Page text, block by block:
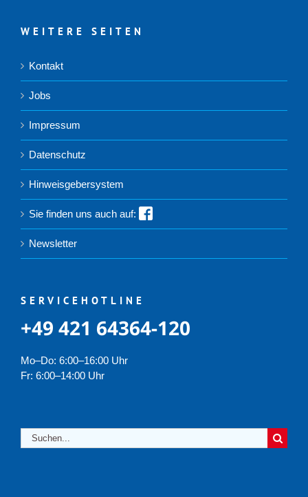
WEITERE SEITEN
Kontakt
Jobs
Impressum
Datenschutz
Hinweisgebersystem
Sie finden uns auch auf:
Newsletter
SERVICEHOTLINE
+49 421 64364-120
Mo–Do: 6:00–16:00 Uhr
Fr: 6:00–14:00 Uhr
Suche
nach: